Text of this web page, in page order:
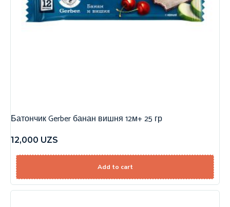
Батончик Gerber банан вишня 12м+ 25 гр
12,000 UZS
Add to cart